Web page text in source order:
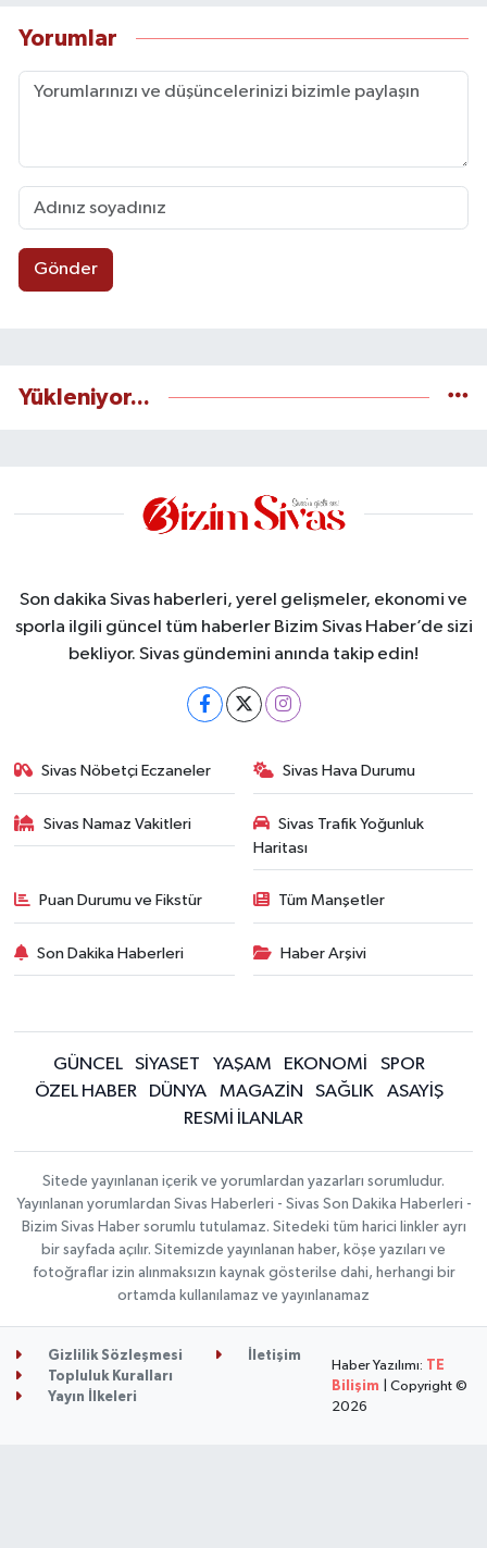
Yorumlar
Gönder
Yükleniyor...
Son dakika Sivas haberleri, yerel gelişmeler, ekonomi ve
sporla ilgili güncel tüm haberler Bizim Sivas Haber’de sizi
bekliyor. Sivas gündemini anında takip edin!
Sivas Nöbetçi Eczaneler Sivas Hava Durumu
Sivas Namaz Vakitleri
Sivas Trafik Yoğunluk
Haritası
Puan Durumu ve Fikstür Tüm Manşetler
Son Dakika Haberleri Haber Arşivi
GÜNCEL SİYASET YAŞAM EKONOMİ
SPOR
ÖZEL HABER
DÜNYA MAGAZİN SAĞLIK
ASAYİŞ
RESMİ İLANLAR
Sitede yayınlanan içerik ve yorumlardan yazarları sorumludur.
Yayınlanan yorumlardan Sivas Haberleri - Sivas Son Dakika Haberleri -
Bizim Sivas Haber sorumlu tutulamaz. Sitedeki tüm harici linkler ayrı
bir sayfada açılır. Sitemizde yayınlanan haber, köşe yazıları ve
fotoğraflar izin alınmaksızın kaynak gösterilse dahi, herhangi bir
ortamda kullanılamaz ve yayınlanamaz
Gizlilik Sözleşmesi
İletişim
Topluluk Kuralları
Yayın İlkeleri
Haber Yazılımı: TE
Bilişim | Copyright ©
2026